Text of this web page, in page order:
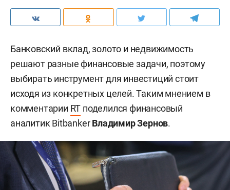
Банковский вклад, золото и недвижимость
решают разные финансовые задачи, поэтому
выбирать инструмент для инвестиций стоит
исходя из конкретных целей. Таким мнением в
комментарии RT поделился финансовый
аналитик BitbankerВладимир Зернов.